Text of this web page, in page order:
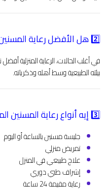
2️⃣ هل الأفضل رعاية المسنين في المنزل ولا دار مسنين؟
في أغلب الحالات، الرعاية المنزلية
بيئته الطبيعية وسط أهله وذكرياته.
3️⃣ إيه أنواع رعاية المسنين المتوفرة في مصر؟
جليسة مسنين بالساعة أو اليوم
تمريض منزلي
علاج طبيعي في المنزل
إشراف طبي دوري
رعاية مقيمة 24 ساعة